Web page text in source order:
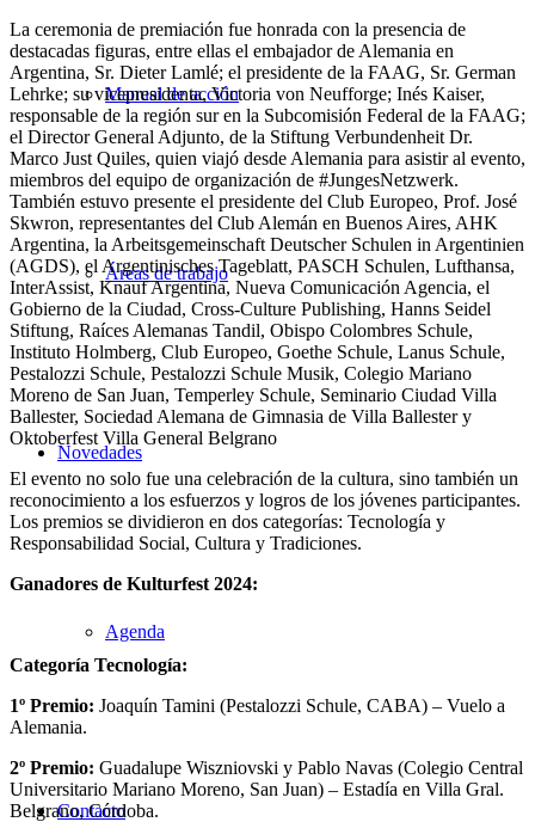
Manual de acción
Áreas de trabajo
Novedades
Agenda
Contacto
La ceremonia de premiación fue honrada con la presencia de
destacadas figuras, entre ellas el embajador de Alemania en
Argentina, Sr. Dieter Lamlé; el presidente de la FAAG, Sr. German
Lehrke; su vicepresidenta, Victoria von Neufforge; Inés Kaiser,
responsable de la región sur en la Subcomisión Federal de la FAAG;
el Director General Adjunto, de la Stiftung Verbundenheit Dr.
Marco Just Quiles, quien viajó desde Alemania para asistir al evento,
miembros del equipo de organización de #JungesNetzwerk.
También estuvo presente el presidente del Club Europeo, Prof. José
Skwron, representantes del Club Alemán en Buenos Aires, AHK
Argentina, la Arbeitsgemeinschaft Deutscher Schulen in Argentinien
(AGDS), el Argentinisches Tageblatt, PASCH Schulen, Lufthansa,
InterAssist, Knauf Argentina, Nueva Comunicación Agencia, el
Gobierno de la Ciudad, Cross-Culture Publishing, Hanns Seidel
Stiftung, Raíces Alemanas Tandil, Obispo Colombres Schule,
Instituto Holmberg, Club Europeo, Goethe Schule, Lanus Schule,
Pestalozzi Schule, Pestalozzi Schule Musik, Colegio Mariano
Moreno de San Juan, Temperley Schule, Seminario Ciudad Villa
Ballester, Sociedad Alemana de Gimnasia de Villa Ballester y
Oktoberfest Villa General Belgrano
El evento no solo fue una celebración de la cultura, sino también un
reconocimiento a los esfuerzos y logros de los jóvenes participantes.
Los premios se dividieron en dos categorías: Tecnología y
Responsabilidad Social, Cultura y Tradiciones.
Ganadores de Kulturfest 2024:
Categoría Tecnología:
1º Premio: Joaquín Tamini (Pestalozzi Schule, CABA) – Vuelo a
Alemania.
2º Premio: Guadalupe Wiszniovski y Pablo Navas (Colegio Central
Universitario Mariano Moreno, San Juan) – Estadía en Villa Gral.
Belgrano, Córdoba.